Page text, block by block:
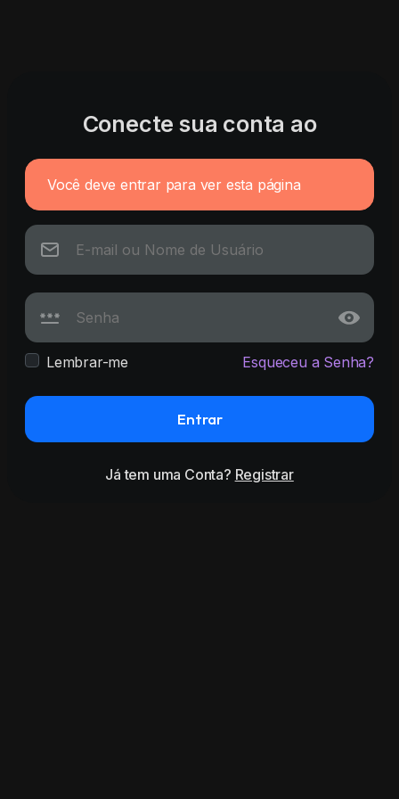
Conecte sua conta ao
Você deve entrar para ver esta página
Lembrar-me Esqueceu a Senha?
Entrar
Já tem uma Conta? Registrar